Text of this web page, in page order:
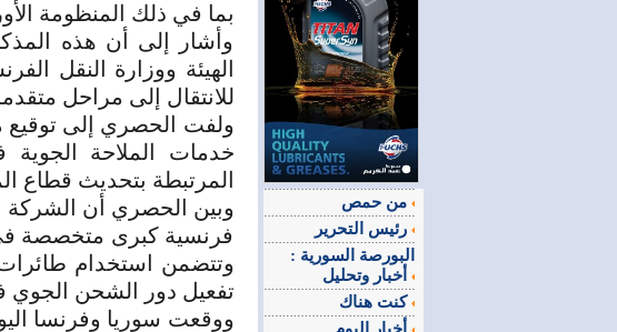
بما في ذلك المنظومة
وأشار إلى أن هذه
الهيئة ووزارة النقل
للانتقال إلى مراحل
ولفت الحصري إلى توقيع
خدمات الملاحة
المرتبطة بتحديث قطاع
وبين الحصري أن الشركة
فرنسية كبرى متخصصة
وتتضمن استخدام
تفعيل دور الشحن الجوي
ووقعت سوريا وفرنسا
البورصة السورية :
كنت هناك